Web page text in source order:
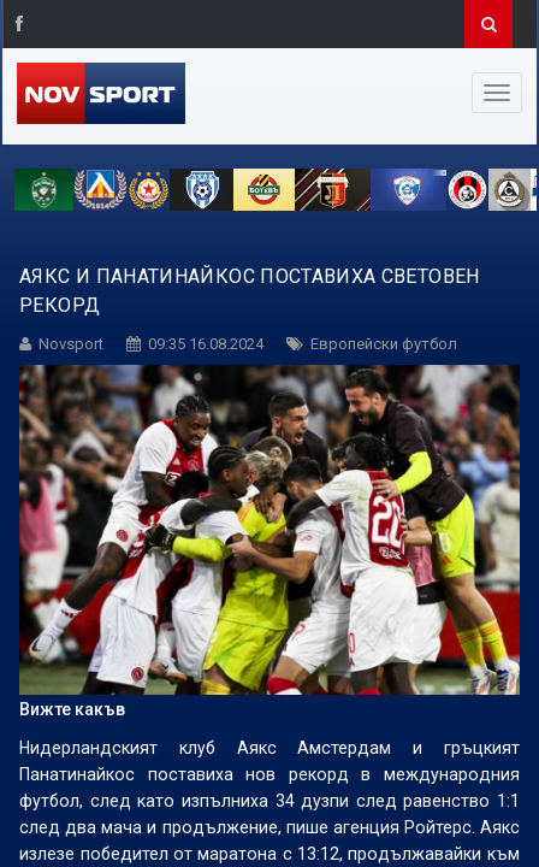
АЯКС И ПАНАТИНАЙКОС ПОСТАВИХА СВЕТОВЕН
РЕКОРД
Novsport 09:35 16.08.2024 Европейски футбол
Вижте какъв
Нидерландският клуб Аякс Амстердам и гръцкият
Панатинайкос поставиха нов рекорд в международния
футбол, след като изпълниха 34 дузпи след равенство 1:1
след два мача и продължение, пише агенция Ройтерс. Аякс
излезе победител от маратона с 13:12, продължавайки към